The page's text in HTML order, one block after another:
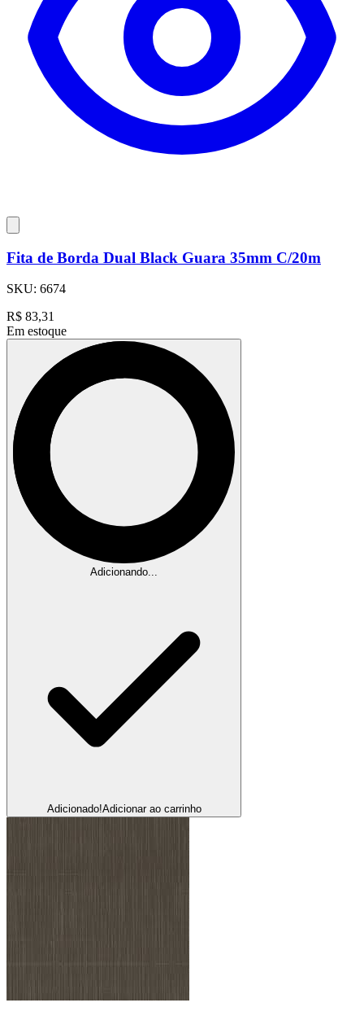
Fita de Borda Dual Black Guara 35mm C/20m
SKU: 6674
R$ 83,31
Em estoque
Adicionando...
Adicionado!Adicionar ao carrinho